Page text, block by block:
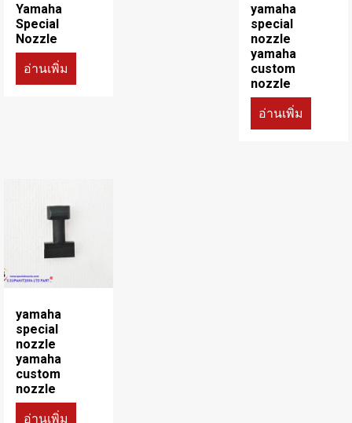
Yamaha
Special
Nozzle
อ่านเพิ่ม
yamaha
special
nozzle
yamaha
custom
nozzle
อ่านเพิ่ม
yamaha
special
nozzle
yamaha
custom
nozzle
อ่านเพิ่ม